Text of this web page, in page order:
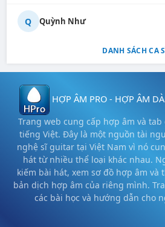
Q Quỳnh Như
DANH SÁCH CA
HỢP ÂM PRO - HỢP ÂM
Trang web cung cấp hợp âm và
tiếng Việt. Đây là một nguồn tài
nghệ sĩ guitar tại Việt Nam vì nó
hát từ nhiều thể loại khác nhau.
kiếm bài hát, xem sơ đồ hợp âm và
bản dịch hợp âm của riêng mình.
các bài học và hướng dẫn cho